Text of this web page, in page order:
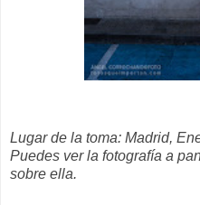
Lugar de la toma: Madrid,
Puedes ver la fotografía a
sobre ella.